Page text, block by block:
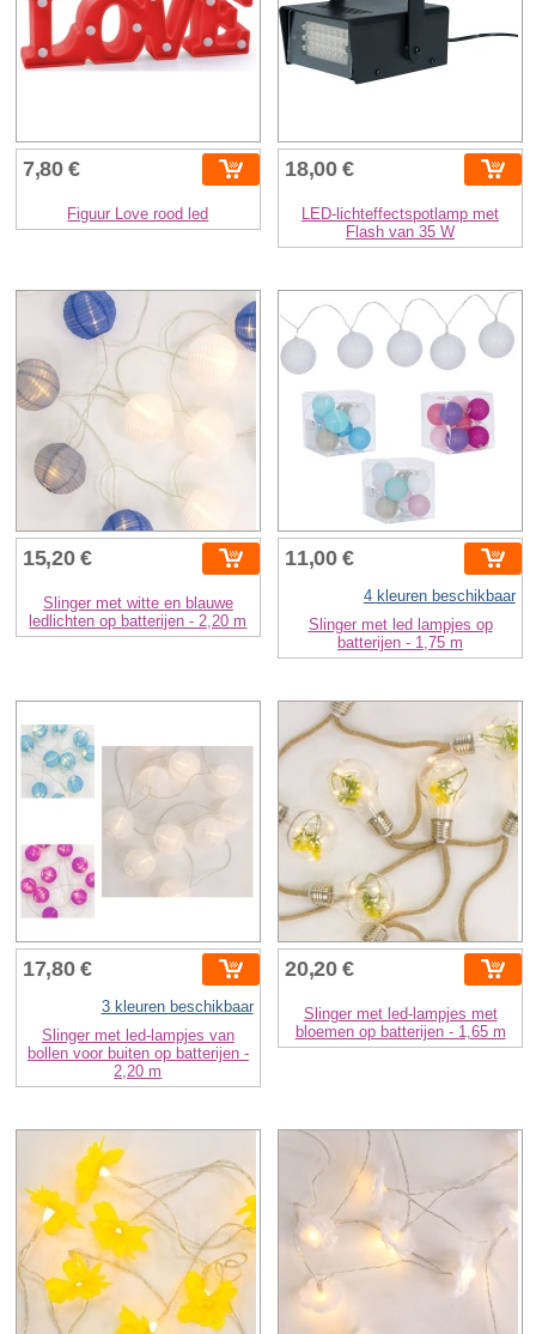
7,80 €
Figuur Love rood led
18,00 €
LED-lichteffectspotlamp met
Flash van 35 W
15,20 €
Slinger met witte en blauwe
ledlichten op batterijen - 2,20 m
11,00 €
4 kleuren beschikbaar
Slinger met led lampjes op
batterijen - 1,75 m
17,80 €
3 kleuren beschikbaar
Slinger met led-lampjes van
bollen voor buiten op batterijen -
2,20 m
20,20 €
Slinger met led-lampjes met
bloemen op batterijen - 1,65 m